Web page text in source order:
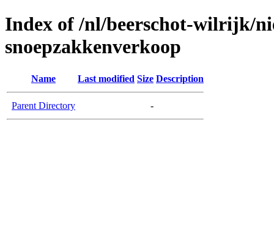
Index of /nl/beerschot-wilrijk/
snoepzakkenverkoop
Name Last modified Size Description
Parent Directory -